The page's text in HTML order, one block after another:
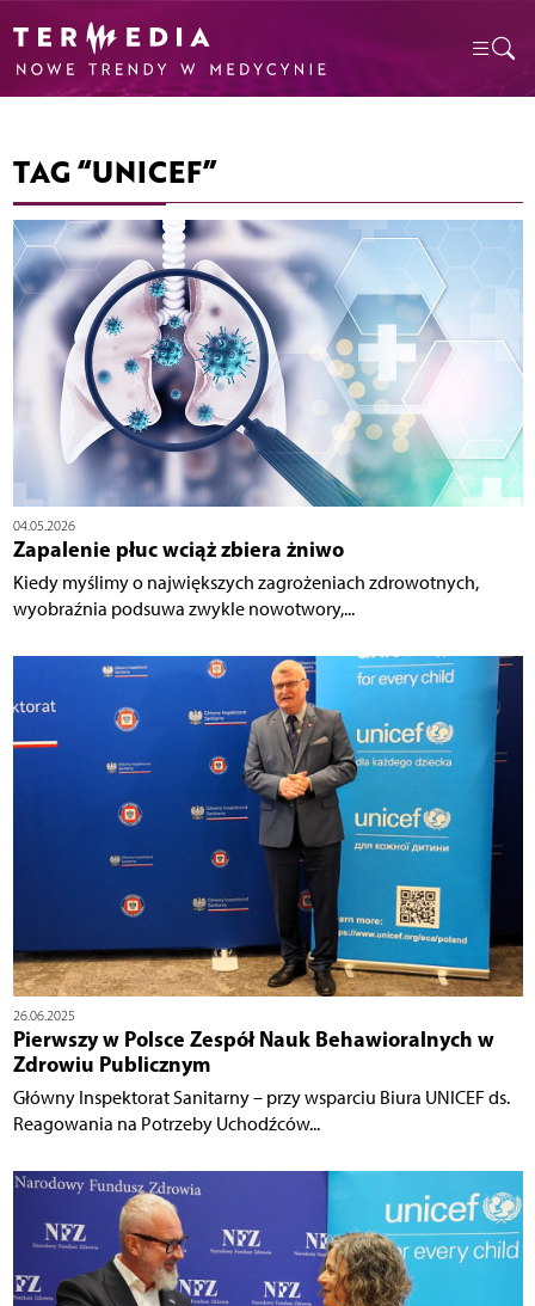
TAG “UNICEF”
04.05.2026
Zapalenie płuc wciąż zbiera żniwo
Kiedy myślimy o największych zagrożeniach zdrowotnych,
wyobraźnia podsuwa zwykle nowotwory,...
26.06.2025
Pierwszy w Polsce Zespół Nauk Behawioralnych w
Zdrowiu Publicznym
Główny Inspektorat Sanitarny – przy wsparciu Biura UNICEF ds.
Reagowania na Potrzeby Uchodźców...